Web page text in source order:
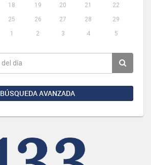
18 19 20 21
22
25 26 27 28
29
1 2 3 4 5
BÚSQUEDA AVANZADA